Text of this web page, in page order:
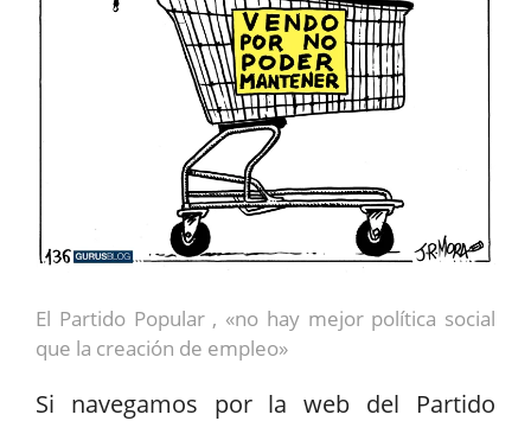
El Partido Popular , «no hay mejor política social
que la creación de empleo»
Si navegamos por la web del Partido